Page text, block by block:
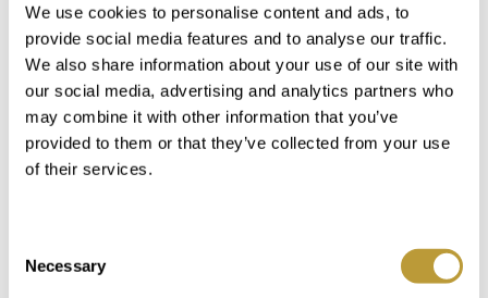
We use cookies to personalise content and ads, to
provide social media features and to analyse our traffic.
We also share information about your use of our site with
our social media, advertising and analytics partners who
may combine it with other information that you’ve
provided to them or that they’ve collected from your use
of their services.
Selection
Necessary
MALLORCA
11.450.000
€
2
€
973 m2
Fläche
461 m 2